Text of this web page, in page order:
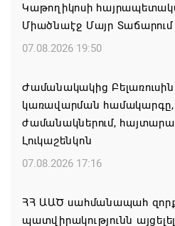
Կաթողիկոսի
Միածնաէջ Մայր Տաճարում
07.08.2026 19:50
Ժամանակակից
կառավարման համակարգը,
ժամանակներում,
Լուկաշենկոն
07.08.2026 17:16
ՀՀ ԱԱԾ սահմանապահ
պատվիրակությունն